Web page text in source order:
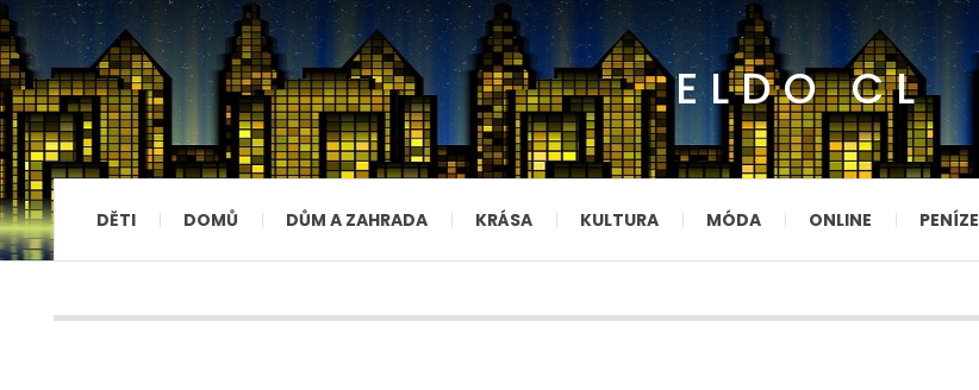
ELDO CL
DĚTI DOMŮ DŮM A ZAHRADA KRÁSA KULTURA MÓDA ONLINE PENÍZE